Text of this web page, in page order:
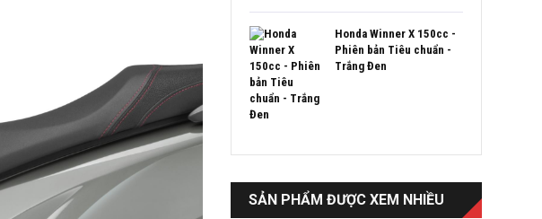
Honda Winner X 150cc -
Phiên bản Tiêu chuẩn -
Trắng Đen
SẢN PHẨM ĐƯỢC XEM NHIỀU